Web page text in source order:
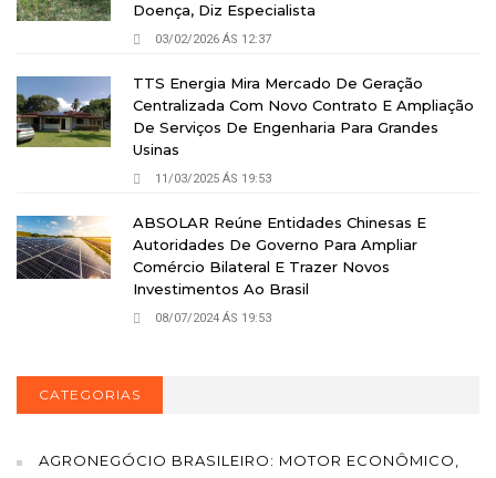
Doença, Diz Especialista
03/02/2026 ÁS 12:37
TTS Energia Mira Mercado De Geração
Centralizada Com Novo Contrato E Ampliação
De Serviços De Engenharia Para Grandes
Usinas
11/03/2025 ÁS 19:53
ABSOLAR Reúne Entidades Chinesas E
Autoridades De Governo Para Ampliar
Comércio Bilateral E Trazer Novos
Investimentos Ao Brasil
08/07/2024 ÁS 19:53
CATEGORIAS
AGRONEGÓCIO BRASILEIRO: MOTOR ECONÔMICO,